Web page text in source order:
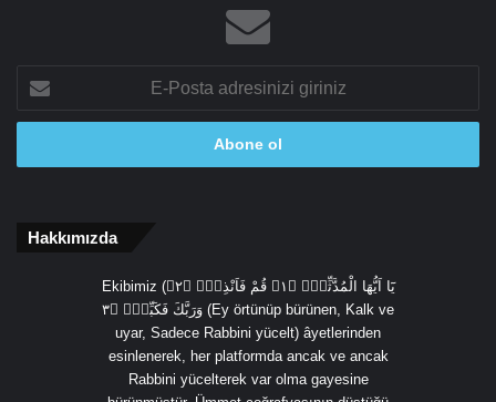
Posta
adresinizi
Hakkımızda
Ekibimiz (يَٓا اَيُّهَا الْمُدَّثِّرُۙ ﴿١﴾ قُمْ فَاَنْذِرْۙ ﴿٢﴾
وَرَبَّكَ فَكَبِّرْۙ ﴿٣ (Ey örtünüp bürünen, Kalk ve
uyar, Sadece Rabbini yücelt) âyetlerinden
esinlenerek, her platformda ancak ve ancak
Rabbini yücelterek var olma gayesine